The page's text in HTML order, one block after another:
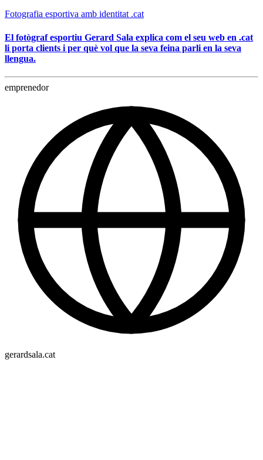
Fotografia esportiva amb identitat .cat
El fotògraf esportiu Gerard Sala explica com el seu web en .cat
li porta clients i per què vol que la seva feina parli en la seva
llengua.
emprenedor
gerardsala.cat